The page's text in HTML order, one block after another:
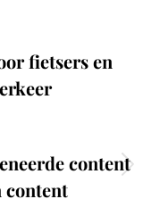
fietsers en
content
content